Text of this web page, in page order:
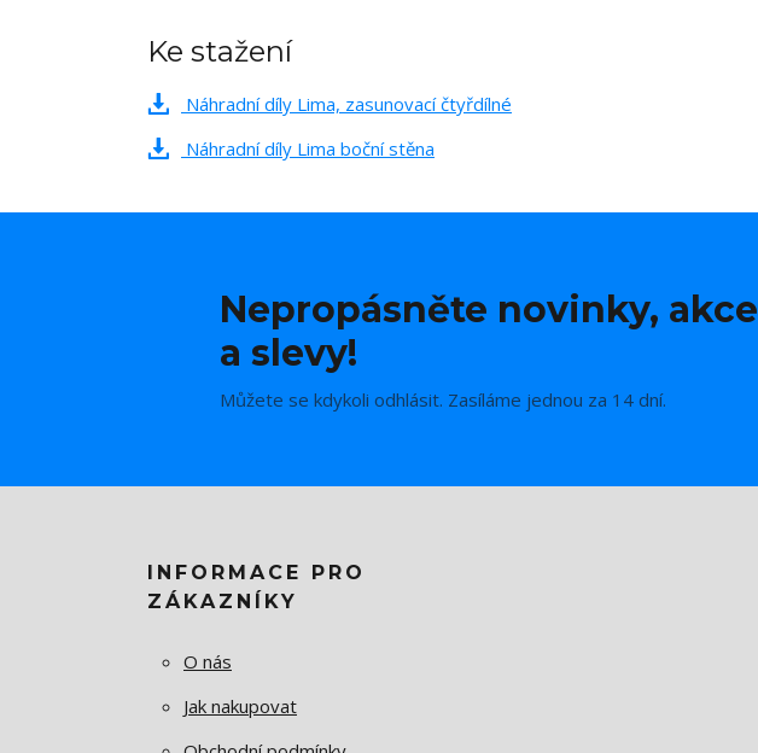
Ke stažení
Náhradní díly Lima, zasunovací čtyřdílné
Náhradní díly Lima boční stěna
Nepropásněte novinky, akce
a slevy!
Můžete se kdykoli odhlásit. Zasíláme jednou za 14 dní.
INFORMACE PRO
ZÁKAZNÍKY
O nás
Jak nakupovat